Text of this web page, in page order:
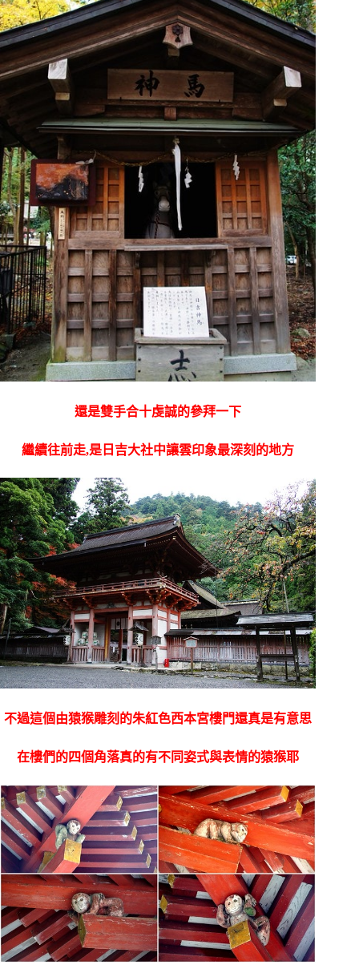
還是雙手合十虔誠的參拜一下
繼續往前走,是日吉大社中讓雲印象最深刻的地方
不過這個由猿猴雕刻的朱紅色西本宮樓門還真是有意思
在樓們的四個角落真的有不同姿式與表情的猿猴耶